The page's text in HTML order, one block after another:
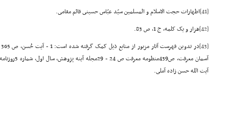
[41]
اظهارات حجت الاسلام و المسلمین سیّد عبّاس حسینى قائم مقامى.
[42]
هزار و یک کلمه، ج 1، ص 83.
[43]
آیت الله حسن زاده آملى.